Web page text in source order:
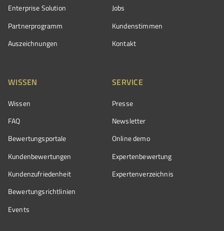
Enterprise Solution
Partnerprogramm
Auszeichnungen
Jobs
Kundenstimmen
Kontakt
WISSEN
Wissen
FAQ
Bewertungsportale
Kundenbewertungen
Kundenzufriedenheit
Bewertungs­richtlinien
Events
SERVICE
Presse
Newsletter
Online demo
Expertenbewertung
Expertenverzeichnis